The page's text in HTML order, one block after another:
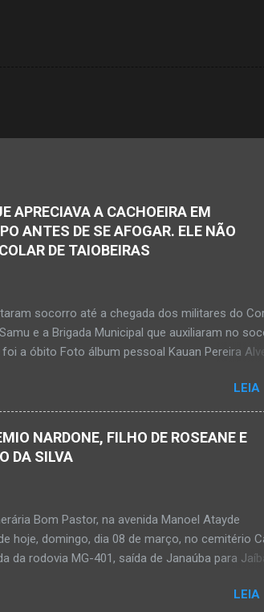
APRECIAVA A CACHOEIRA EM
ANTES DE SE AFOGAR. ELE NÃO
DE TAIOBEIRAS
socorro até a chegada dos militares do
e a Brigada Municipal que auxiliaram no
a óbito Foto álbum pessoal Kauan Pereira
de se afogar e depois vir a óbito nesta
Foto álbum pessoal Kauan Pereira Alves.
Militar, Samu e Brigada Municipal socorrem
cachoeira em Mato Verde nesta terça-feira,
anos morreu após se afogar na Cachoeira de
de Ma...
LEIA
NARDONE, FILHO DE ROSEANE E
DA SILVA
Bom Pastor, na avenida Manoel Atayde
hoje, domingo, dia 08 de março, no cemitério
da rodovia MG-401, saída de Janaúba para
a informação da partida eterna do jovemLEIA